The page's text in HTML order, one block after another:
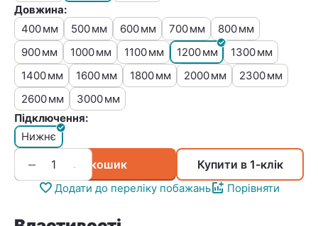
Довжина:
400мм 500мм 600мм 700мм 800мм
900мм 1000мм 1100мм 1200мм 1300мм
1400мм 1600мм 1800мм 2000мм 2300мм
2600мм 3000мм
Підключення:
Нижнє
+
− У кошик Купити в 1-клік
Додати до переліку побажань Порівняти